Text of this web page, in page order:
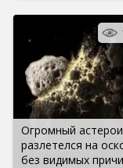
Огромный
разлетелся на
без видимых